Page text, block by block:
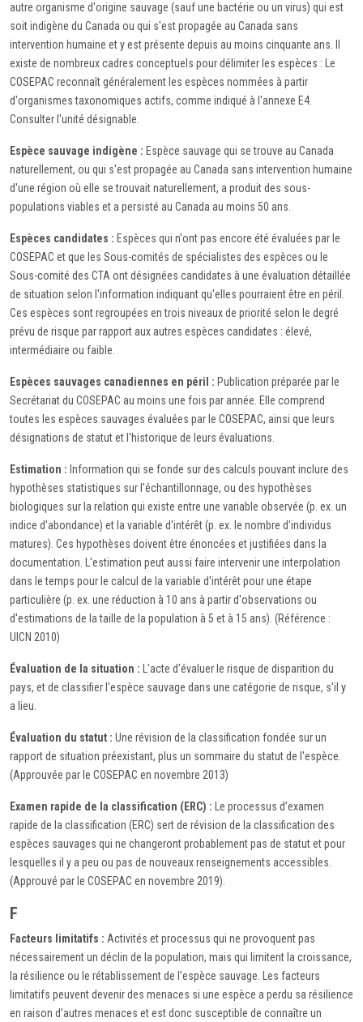
autre organisme d'origine sauvage (sauf une bactérie ou un virus) qui est
soit indigène du Canada ou qui s'est propagée au Canada sans
intervention humaine et y est présente depuis au moins cinquante ans. Il
existe de nombreux cadres conceptuels pour délimiter les espèces : Le
COSEPAC reconnaît généralement les espèces nommées à partir
d'organismes taxonomiques actifs, comme indiqué à l'annexe E4.
Consulter l'unité désignable.
Espèce sauvage indigène : Espèce sauvage qui se trouve au Canada
naturellement, ou qui s'est propagée au Canada sans intervention humaine
d'une région où elle se trouvait naturellement, a produit des sous-
populations viables et a persisté au Canada au moins 50 ans.
Espèces candidates : Espèces qui n'ont pas encore été évaluées par le
COSEPAC et que les Sous-comités de spécialistes des espèces ou le
Sous-comité des CTA ont désignées candidates à une évaluation détaillée
de situation selon l'information indiquant qu'elles pourraient être en péril.
Ces espèces sont regroupées en trois niveaux de priorité selon le degré
prévu de risque par rapport aux autres espèces candidates : élevé,
intermédiaire ou faible.
Espèces sauvages canadiennes en péril : Publication préparée par le
Secrétariat du COSEPAC au moins une fois par année. Elle comprend
toutes les espèces sauvages évaluées par le COSEPAC, ainsi que leurs
désignations de statut et l'historique de leurs évaluations.
Estimation : Information qui se fonde sur des calculs pouvant inclure des
hypothèses statistiques sur l'échantillonnage, ou des hypothèses
biologiques sur la relation qui existe entre une variable observée (p. ex. un
indice d'abondance) et la variable d'intérêt (p. ex. le nombre d'individus
matures). Ces hypothèses doivent être énoncées et justifiées dans la
documentation. L'estimation peut aussi faire intervenir une interpolation
dans le temps pour le calcul de la variable d'intérêt pour une étape
particulière (p. ex. une réduction à 10 ans à partir d'observations ou
d'estimations de la taille de la population à 5 et à 15 ans). (Référence :
UICN 2010)
Évaluation de la situation : L'acte d'évaluer le risque de disparition du
pays, et de classifier l'espèce sauvage dans une catégorie de risque, s'il y
a lieu.
Évaluation du statut : Une révision de la classification fondée sur un
rapport de situation préexistant, plus un sommaire du statut de l'espèce.
(Approuvée par le COSEPAC en novembre 2013)
Examen rapide de la classification (ERC) : Le processus d’examen
rapide de la classification (ERC) sert de révision de la classification des
espèces sauvages qui ne changeront probablement pas de statut et pour
lesquelles il y a peu ou pas de nouveaux renseignements accessibles.
(Approuvé par le COSEPAC en novembre 2019).
F
Facteurs limitatifs : Activités et processus qui ne provoquent pas
nécessairement un déclin de la population, mais qui limitent la croissance,
la résilience ou le rétablissement de l’espèce sauvage. Les facteurs
limitatifs peuvent devenir des menaces si une espèce a perdu sa résilience
en raison d’autres menaces et est donc susceptible de connaître un